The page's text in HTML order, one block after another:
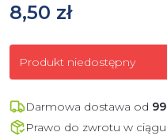
8,50 zł
Produkt niedostępny
Darmowa dostawa od 99
Prawo do zwrotu w ciągu